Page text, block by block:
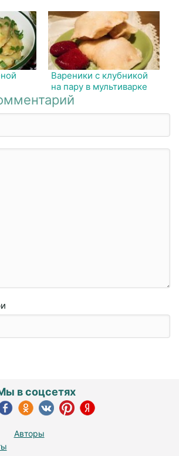
Вареники с клубникой
на пару в мультиварке
Авторы
в соцсетях